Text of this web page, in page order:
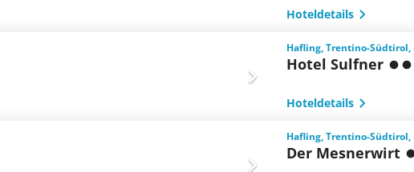
Hoteldetails
Hafling, Trentino-
Hotel Sulfner
Hoteldetails
Hafling, Trentino-
Der Mesnerwirt